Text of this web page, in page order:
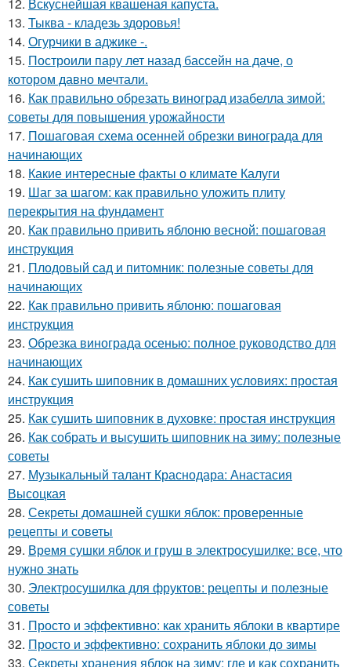
13. Тыква - кладезь здоровья!
14. Огурчики в аджике -.
15. Построили пару лет назад бассейн на даче, о
котором давно мечтали.
16. Как правильно обрезать виноград изабелла зимой:
советы для повышения урожайности
17. Пошаговая схема осенней обрезки винограда для
начинающих
18. Какие интересные факты о климате Калуги
19. Шаг за шагом: как правильно уложить плиту
перекрытия на фундамент
20. Как правильно привить яблоню весной: пошаговая
инструкция
21. Плодовый сад и питомник: полезные советы для
начинающих
22. Как правильно привить яблоню: пошаговая
инструкция
23. Обрезка винограда осенью: полное руководство для
начинающих
24. Как сушить шиповник в домашних условиях: простая
инструкция
25. Как сушить шиповник в духовке: простая инструкция
26. Как собрать и высушить шиповник на зиму: полезные
советы
27. Музыкальный талант Краснодара: Анастасия
Высоцкая
28. Секреты домашней сушки яблок: проверенные
рецепты и советы
29. Время сушки яблок и груш в электросушилке: все, что
нужно знать
30. Электросушилка для фруктов: рецепты и полезные
советы
31. Просто и эффективно: как хранить яблоки в квартире
32. Просто и эффективно: сохранить яблоки до зимы
33. Секреты хранения яблок на зиму: где и как сохранить